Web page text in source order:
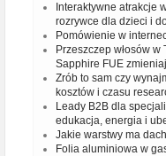
Interaktywne atrakcje
rozrywce dla dzieci i
Pomówienie w
Przeszczep włosów
Sapphire FUE
Zrób to sam czy
kosztów i czasu
Leady B2B dla
edukacja, energia i
Jakie warstwy ma
Folia aluminiowa w